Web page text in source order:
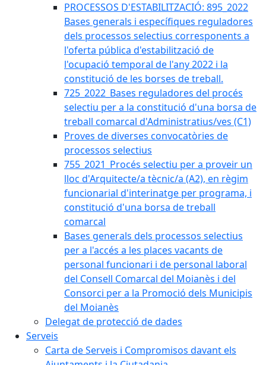
PROCESSOS D'ESTABILITZACIÓ: 895_2022
Bases generals i específiques reguladores
dels processos selectius corresponents a
l'oferta pública d'estabilització de
l'ocupació temporal de l'any 2022 i la
constitució de les borses de treball.
725_2022_Bases reguladores del procés
selectiu per a la constitució d'una borsa de
treball comarcal d'Administratius/ves (C1)
Proves de diverses convocatòries de
processos selectius
755_2021_Procés selectiu per a proveir un
lloc d'Arquitecte/a tècnic/a (A2), en règim
funcionarial d'interinatge per programa, i
constitució d'una borsa de treball
comarcal
Bases generals dels processos selectius
per a l'accés a les places vacants de
personal funcionari i de personal laboral
del Consell Comarcal del Moianès i del
Consorci per a la Promoció dels Municipis
del Moianès
Delegat de protecció de dades
Serveis
Carta de Serveis i Compromisos davant els